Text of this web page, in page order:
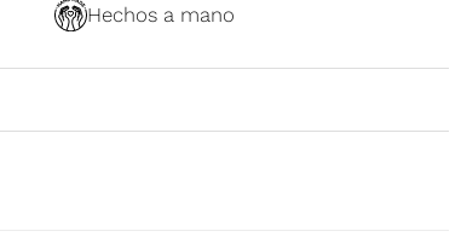
Hechos a mano